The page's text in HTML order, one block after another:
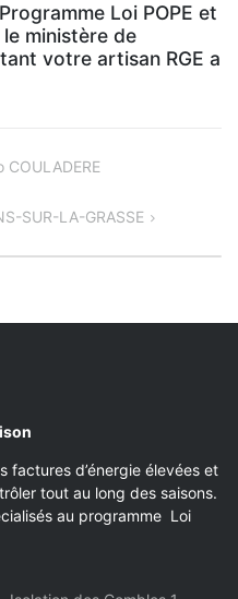
Loi POPE et
le ministère de
votre artisan RGE a
COULADERE
SUR-LA-GRASSE
factures d’énergie élevées et
tout au long des saisons.
au programme Loi